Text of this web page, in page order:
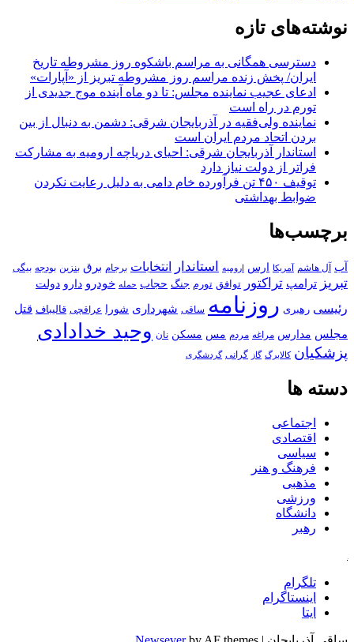
نوشته‌های تازه
دسترسی همگانی به مراسم باشکوه روز مشروطه تاریخ
ایران/ پخش زنده مراسم روز مشروطه تبریز از «آپارات»
ادعای عجیب نماینده مجلس: تا دو ماه آینده موج جدیدی از
تورم در راه است
نماینده ولی‌فقیه در آذربایجان شرقی: دشمن به دنبال از بین
بردن اتحاد مردم ایران است
استاندار آذربایجان شرقی: احیای دریاچه ارومیه به مشارکت
فراتر از دولت نیاز دارد
توقیف ۴۵۰ تن فرآورده خام دامی به دلیل رعایت نکردن
ضوابط بهداشتی
برچسب‌ها
آب آل هاشم آمریکا ارس ارومیه استاندار انتخابات برجام برق بنزین بودجه بیگی
تبریز ترامپ تراکتور توافق تورم جنگ حجاب حمله خودرو دارو دولت
رئیسی رهبری روزنامه ساقی شهرداری شورا عراقچی قالیباف قتل
مجلس مدارس مراغه مردم مس مسکن نان وحید خدادادی
پزشکیان کالابرگ گاز گرانی گردشگری
دسته ها
اجتماعی
اقتصادی
سیاسی
فرهنگ و هنر
مذهبی
ورزشی
دانشگاه
رهبر
تلگرام
اینستاگرام
ایتا